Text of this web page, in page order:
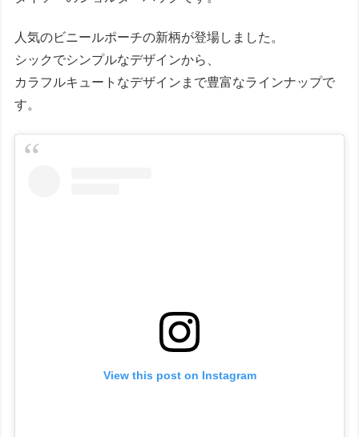
人気のビニールポーチの新柄が登場しました。
シックでシンプルなデザインから、
カラフルキュートなデザインまで豊富なラインナップで
す。
View this post on Instagram